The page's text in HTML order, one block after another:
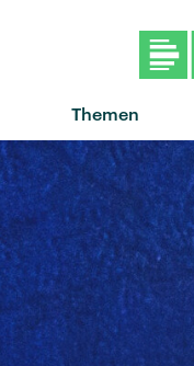
Themen